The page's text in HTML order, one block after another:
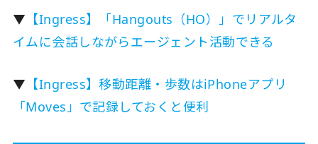
▼ 【Ingress】「Hangouts（HO）」でリアルタ
イムに会話しながらエージェント活動できる
▼ 【Ingress】移動距離・歩数はiPhoneアプリ
「Moves」で記録しておくと便利